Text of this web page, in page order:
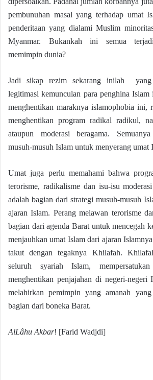
pembunuhan masal yang terhadap umat
penderitaan yang dialami Muslim
Myanmar. Bukankah ini semua
memimpin dunia?
Jadi sikap rezim sekarang inilah yang
legitimasi kemunculan para penghina
menghentikan maraknya islamophobia ini,
menghentikan program radikal radikul,
ataupun moderasi beragama.
musuh-musuh Islam untuk menyerang umat
Umat juga perlu memahami bahwa
terorisme, radikalisme dan isu-isu
adalah bagian dari strategi musuh-musuh
ajaran Islam. Perang melawan terorisme
bagian dari agenda Barat untuk mencegah
menjauhkan umat Islam dari ajaran
takut dengan tegaknya Khilafah.
seluruh syariah Islam,
menghentikan penjajahan di negeri-negeri
melahirkan pemimpin yang amanah
bagian dari boneka Barat.
AlLâhu Akbar! [Farid Wadjdi]